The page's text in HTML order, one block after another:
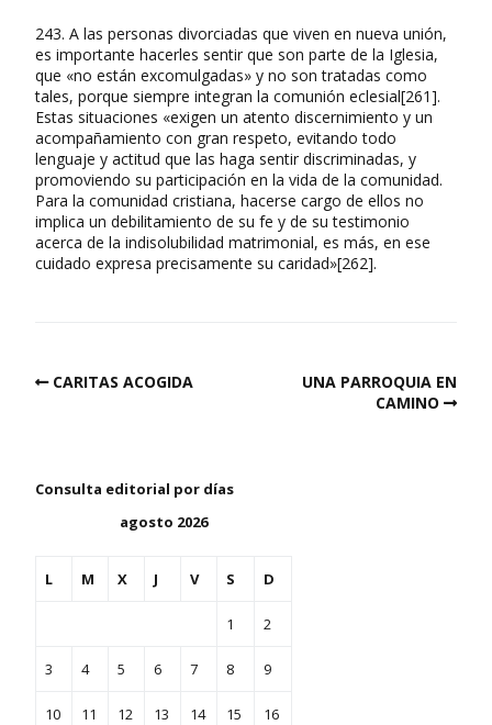
243. A las personas divorciadas que viven en nueva unión,
es importante hacerles sentir que son parte de la Iglesia,
que «no están excomulgadas» y no son tratadas como
tales, porque siempre integran la comunión eclesial[261].
Estas situaciones «exigen un atento discernimiento y un
acompañamiento con gran respeto, evitando todo
lenguaje y actitud que las haga sentir discriminadas, y
promoviendo su participación en la vida de la comunidad.
Para la comunidad cristiana, hacerse cargo de ellos no
implica un debilitamiento de su fe y de su testimonio
acerca de la indisolubilidad matrimonial, es más, en ese
cuidado expresa precisamente su caridad»[262].
CARITAS ACOGIDA
UNA PARROQUIA EN
CAMINO
Consulta editorial por días
agosto 2026
L M X J V S D
1 2
3 4 5 6 7 8 9
10 11 12 13 14 15 16